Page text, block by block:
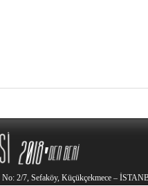
No: 2/7, Sefaköy, Küçükçekmece –